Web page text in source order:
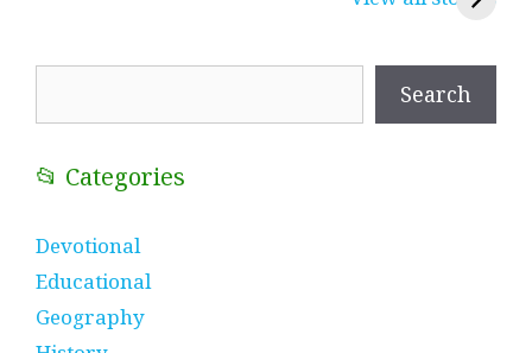
Search
📂 Categories
Devotional
Educational
Geography